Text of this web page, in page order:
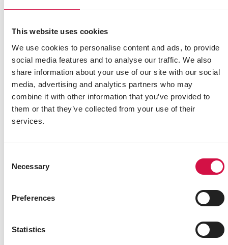
This website uses cookies
We use cookies to personalise content and ads, to provide
social media features and to analyse our traffic. We also
share information about your use of our site with our social
media, advertising and analytics partners who may
combine it with other information that you’ve provided to
them or that they’ve collected from your use of their
services.
Selection
Necessary
Preferences
Statistics
PRESTIGE
Kanaries Light & Show
Zadenmengeling